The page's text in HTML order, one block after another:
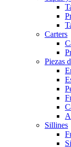
Carters
Piezas
Sillines